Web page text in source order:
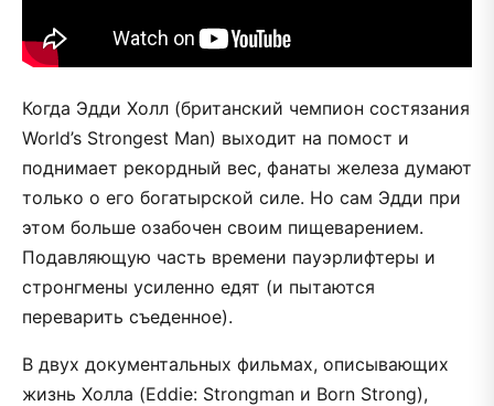
Когда Эдди Холл (британский чемпион состязания
World’s Strongest Man) выходит на помост и
поднимает рекордный вес, фанаты железа думают
только о его богатырской силе. Но сам Эдди при
этом больше озабочен своим пищеварением.
Подавляющую часть времени пауэрлифтеры и
стронгмены усиленно едят (и пытаются
переварить съеденное).
В двух документальных фильмах, описывающих
жизнь Холла (Eddie: Strongman и Born Strong),